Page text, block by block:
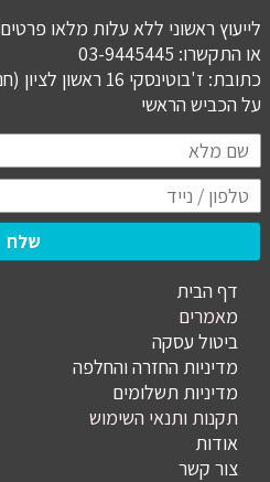
לייעוץ ראשוני ללא עלות מלאו פרטים
או התקשרו: 03-9445445
כתובת: ז'בוטינסקי 16 ראשון לציון (חנות חזית)
​​​​​​​על הכביש הראשי
שלח
דף הבית
מאמרים
ביטול עסקה
מדיניות החזרה והחלפה
מדיניות תשלומים
תקנות ותנאי השימוש
אודות
צור קשר